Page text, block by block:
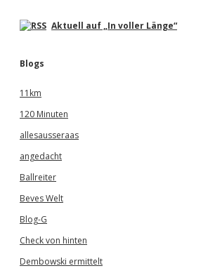
Aktuell auf „In voller Länge“
Blogs
11km
120 Minuten
allesausseraas
angedacht
Ballreiter
Beves Welt
Blog-G
Check von hinten
Dembowski ermittelt